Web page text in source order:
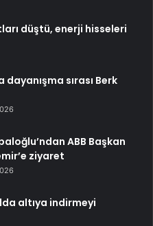
düştü, enerji hisseleri
dayanışma sırası Berk
ABB Başkan
ziyaret
altıya indirmeyi